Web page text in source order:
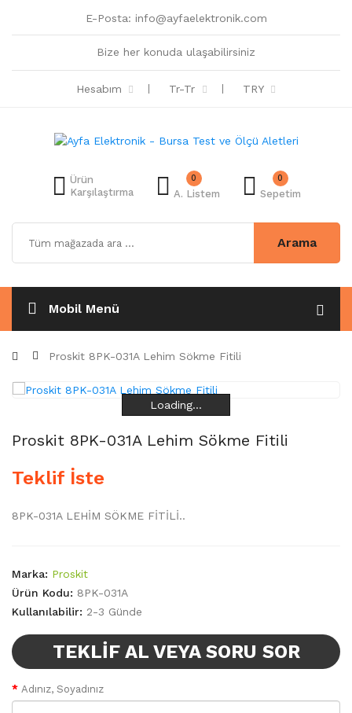
E-Posta: info@ayfaelektronik.com
Bize her konuda ulaşabilirsiniz
Hesabım Tr-Tr TRY
Ürün
Karşılaştırma
A. Listem
0 0
Sepetim
Arama
Mobil Menü
Proskit 8PK-031A Lehim Sökme Fitili
Loading...
Loading...
Loading...
Loading...
Proskit 8PK-031A Lehim Sökme Fitili
Teklif İste
8PK-031A LEHİM SÖKME FİTİLİ..
Marka: Proskit
Ürün Kodu: 8PK-031A
Kullanılabilir: 2-3 Günde
TEKLIF AL VEYA SORU SOR
Adınız, Soyadınız